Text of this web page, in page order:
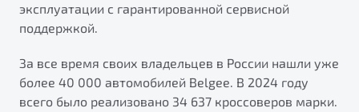
Универсальный кроссовер
от 2 499 990 ₽*
Запись на сервис
Клиентская поддержка
эксплуатации с гарантированной сервисной
поддержкой.
За все время своих владельцев в России нашли уже
более 40 000 автомобилей Belgee. В 2024 году
всего было реализовано 34 637 кроссоверов марки.